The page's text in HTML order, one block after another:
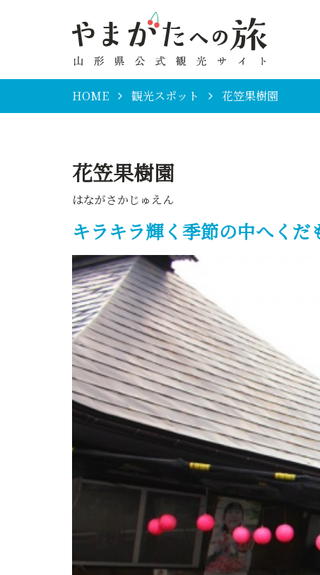
HOME 観光スポット 花笠果樹園
花笠果樹園
はながさかじゅえん
キラキラ輝く季節の中へくだ